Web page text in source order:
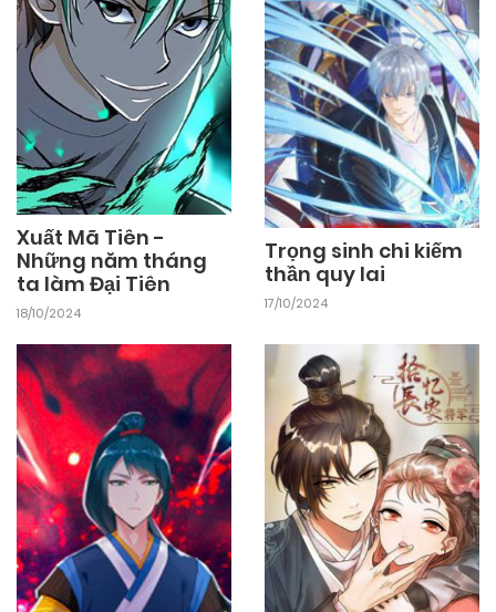
Xuất Mã Tiên -
Những năm tháng
ta làm Đại Tiên
18/10/2024
Trọng sinh chi kiếm
thần quy lai
17/10/2024